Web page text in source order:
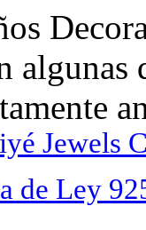
algunas
Jewels
de Ley